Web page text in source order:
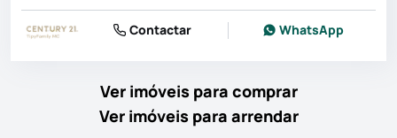
Contactar WhatsApp
Ver imóveis para comprar
Ver imóveis para arrendar